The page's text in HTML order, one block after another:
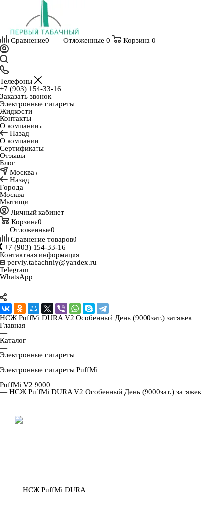
Сравнение0 Отложенные 0 Корзина 0
Телефоны
+7 (903) 154-33-16
Заказать звонок
Электронные сигареты
Жидкости
Контакты
О компании
Назад
О компании
Сертификаты
Отзывы
Блог
Москва
Назад
Города
Москва
Мытищи
Личный кабинет
Корзина0
Отложенные0
Сравнение товаров0
+7 (903) 154-33-16
Контактная информация
perviy.tabachniy@yandex.ru
Telegram
WhatsApp
НСЖ PuffMi DURA V2 Особенный День (9000зат.) затяжек
Главная
—
Каталог
—
Электронные сигареты
—
Электронные сигареты PuffMi
—
PuffMi V2 9000
— НСЖ PuffMi DURA V2 Особенный День (9000зат.) затяжек